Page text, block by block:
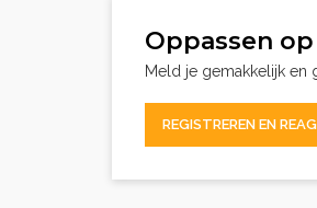
Oppassen
Meld je gemakkelijk en
REGISTREREN EN